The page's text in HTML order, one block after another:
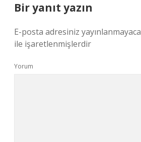
Bir yanıt yazın
E-posta adresiniz
ile işaretlenmişlerdir
Yorum